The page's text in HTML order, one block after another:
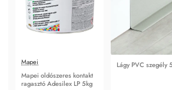
Mapei
Mapei oldószeres kontakt
ragasztó Adesilex LP 5kg
Lágy PVC szegély